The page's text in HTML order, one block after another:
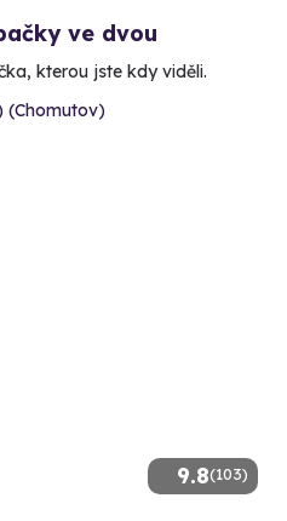
ve dvou
kterou jste kdy viděli.
(Chomutov)
9.8(103)